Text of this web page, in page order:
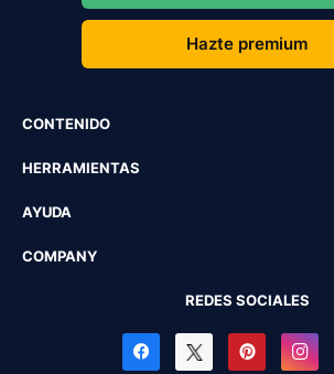
Hazte premium
CONTENIDO
HERRAMIENTAS
AYUDA
COMPANY
REDES SOCIALES